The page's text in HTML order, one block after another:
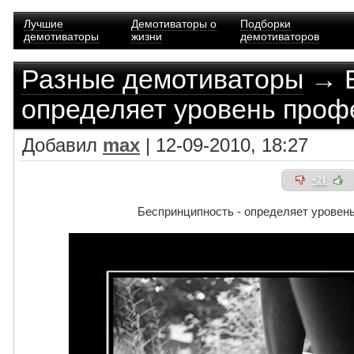
Лучшие
демотиваторы
Демотиваторы о
жизни
Подборки
демотиваторов
Разные демотиваторы→
определяет уровень
Добавил max | 12-09-2010, 18:27
+21
Беспринципность - определяет